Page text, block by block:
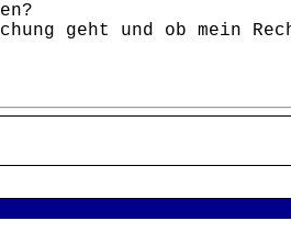
geht und ob mein